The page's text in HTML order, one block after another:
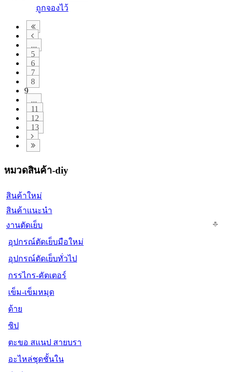
ถูกจองไว้
...
5
6
7
8
9
...
11
12
13
หมวดสินค้า-diy
สินค้าใหม่
สินค้าแนะนำ
งานตัดเย็บ
อุปกรณ์ตัดเย็บมือใหม่
อุปกรณ์ตัดเย็บทั่วไป
กรรไกร-คัตเตอร์
เข็ม-เข็มหมุด
ด้าย
ซิป
ตะขอ สแนป สายบรา
อะไหล่ชุดชั้นใน